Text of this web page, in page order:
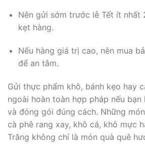
Nên gửi sớm trước lễ Tết ít nhất
kẹt hàng.
Nếu hàng giá trị cao, nên mua
để an tâm.
Gửi thực phẩm khô, bánh kẹo hay
ngoài hoàn toàn hợp pháp nếu
và đóng gói đúng cách. Những
cà phê rang xay, khô cá, khô mực
Trăng không chỉ là món quà quê